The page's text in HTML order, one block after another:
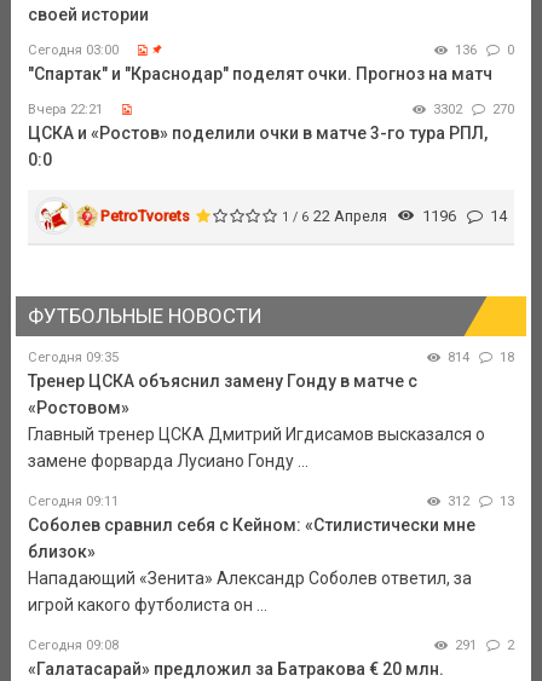
своей истории
Сегодня 03:00 136 0
"Спартак" и "Краснодар" поделят очки. Прогноз на матч
Вчера 22:21 3302 270
ЦСКА и «Ростов» поделили очки в матче 3-го тура РПЛ,
0:0
PetroTvorets 1 / 6 22 Апреля 1196 14
ФУТБОЛЬНЫЕ НОВОСТИ
Сегодня 09:35 814 18
Тренер ЦСКА объяснил замену Гонду в матче с
«Ростовом»
Главный тренер ЦСКА Дмитрий Игдисамов высказался о
замене форварда Лусиано Гонду ...
Сегодня 09:11 312 13
Соболев сравнил себя с Кейном: «Стилистически мне
близок»
Нападающий «Зенита» Александр Соболев ответил, за
игрой какого футболиста он ...
Сегодня 09:08 291 2
«Галатасарай» предложил за Батракова € 20 млн.